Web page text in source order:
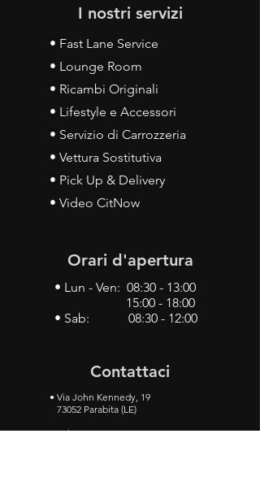
I nostri servizi
• Fast Lane Service
• Lounge Room
• Ricambi Originali
• Lifestyle e Accessori
• Servizio di Carrozzeria
• Vettura Sostitutiva
• Pick Up & Delivery
• Video CitNow
Orari d'apertura
• Lun - Ven: 08:30 - 13:00
15:00 - 18:00
• Sab: 08:30 - 12:00
Contattaci
• Via John Kennedy, 19
73052 Parabita (LE)
• Tel:0833 50 93 30